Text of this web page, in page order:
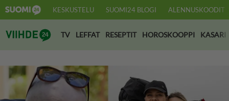
KESKUSTELU SUOMI24 BLOGI ALENNUSKOODIT
Suomi24 Viihde
TV LEFFAT RESEPTIT HOROSKOOPPI KASARI